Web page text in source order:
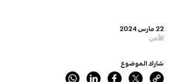
22 مارس 2024
الأمن
شارك الموضوع